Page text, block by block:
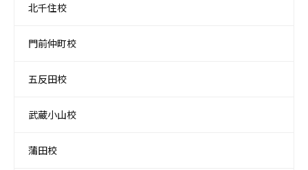
北千住校
門前仲町校
五反田校
武蔵小山校
蒲田校